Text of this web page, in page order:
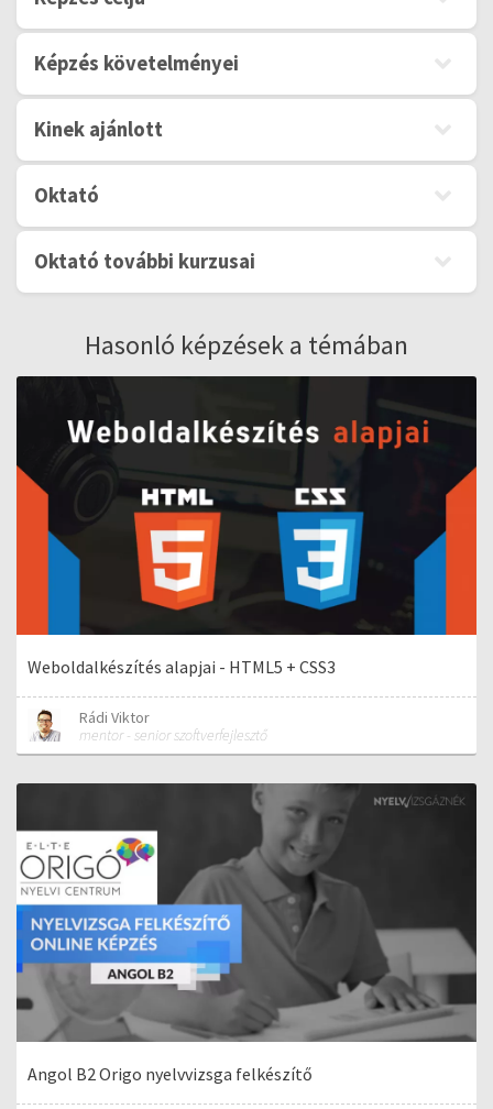
Képzés követelményei
Kinek ajánlott
Oktató
Oktató további kurzusai
Hasonló képzések a témában
Weboldalkészítés alapjai - HTML5 + CSS3
Rádi Viktor
mentor - senior szoftverfejlesztő
Angol B2 Origo nyelvvizsga felkészítő